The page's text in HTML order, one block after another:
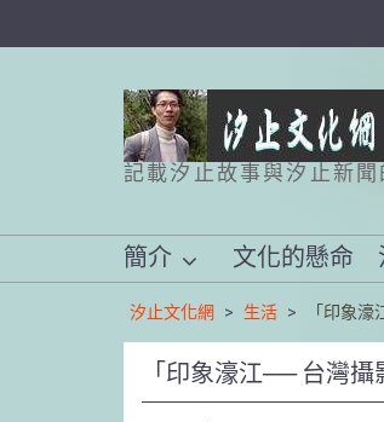
記載汐止故事與汐止新聞
簡介 文化的懸命
汐止文化網 > 生活 > 「印象
「印象濠江── 台灣攝